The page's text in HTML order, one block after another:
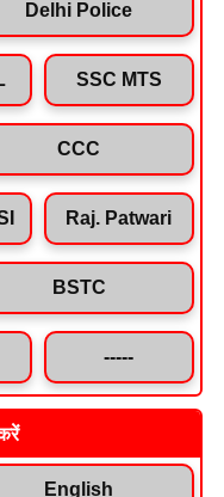
Delhi Police
SSC MTS
CCC
Raj. Patwari
BSTC
-----
English